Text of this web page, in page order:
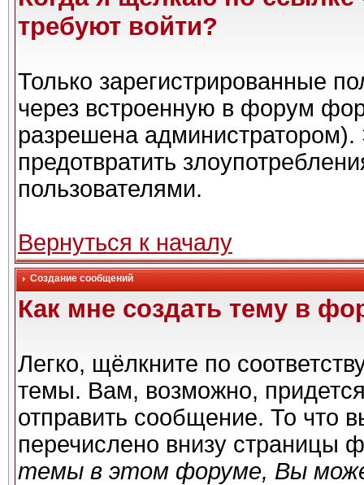
требуют войти?
Только зарегистрированные
через встроенную в форум
разрешена
предотвратить
пользователями.
Вернуться к началу
Создание сообщений
Как мне создать тему в
Легко, щёлкните по
темы. Вам, возможно,
отправить сообщение. То что
перечислено внизу страницы
темы в этом форуме, Вы